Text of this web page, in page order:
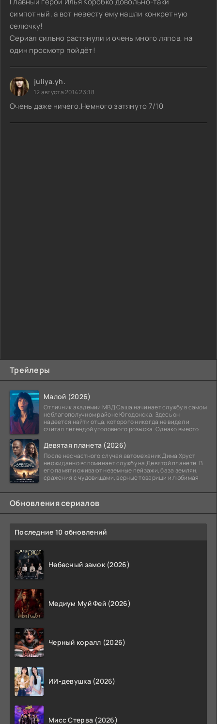
Трейлеры
Малой (2026)
Отличник академии МВД Саша начинает службу в самом
неблагополучном районе Югодонска. Здесь он
надеется найти отца, которого никогда не видел и
считал легендой уголовного розыска. Однако вместо
Девятая планета (2026)
После несчастного случая автомеханик Дима Хруст
неожиданно вспоминает службу на Девятой планете. В
его памяти оживают неземные пейзажи, база землян,
сражения с чудовищами, верные товарищи и любимая
Обновления сериалов
Последние 10 обновлений
Небесный замок (2026)
Медиум Муй Фей (2026)
Черный коралл (2026)
ИИ-девушка (2026)
Мисс Стерва (2026)
симпотный, а вот невесту ему нашли конкретную
селючку!
Сериал сильно растянули и очень много ляпов, на
один просмотр пойдёт!
juliya.yh.
12 августа 2014 23:18
Очень даже ничего.Немного затянуто 7/10